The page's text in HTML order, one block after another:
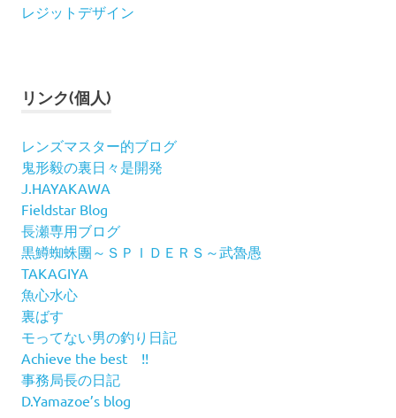
レジットデザイン
リンク(個人)
レンズマスター的ブログ
鬼形毅の裏日々是開発
J.HAYAKAWA
Fieldstar Blog
長瀬専用ブログ
黒鱒蜘蛛團～ＳＰＩＤＥＲＳ～武魯愚
TAKAGIYA
魚心水心
裏ばす
モってない男の釣り日記
Achieve the best !!
事務局長の日記
D.Yamazoe’s blog